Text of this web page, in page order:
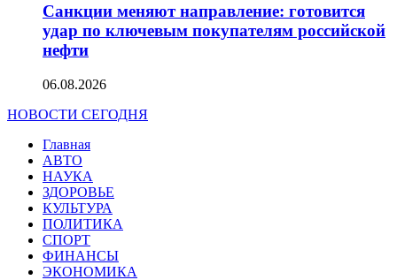
Санкции меняют направление: готовится
удар по ключевым покупателям российской
нефти
06.08.2026
НОВОСТИ СЕГОДНЯ
Главная
АВТО
НАУКА
ЗДОРОВЬЕ
КУЛЬТУРА
ПОЛИТИКА
СПОРТ
ФИНАНСЫ
ЭКОНОМИКА